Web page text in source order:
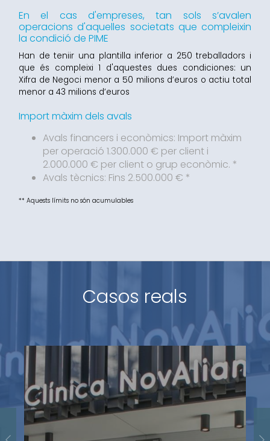
En el cas d'empreses, tan sols s’avalen
operacions d'aquelles societats que compleixin
la condició de PIME
Han de teniir una plantilla inferior a 250 treballadors i
que és compleixi 1 d'aquestes dues condiciones: un
Xifra de Negoci menor a 50 milions d’euros o actiu total
menor a 43 milions d’euros
Import màxim dels avals
Avals financers i econòmics: Import màxim
per operació 1.300.000 € per client i
2.000.000 € per client o grup econòmic. *
Avals tècnics: Fins 2.500.000 € *
** Aquests límits no són acumulables
Casos reals
BMAT Licensing SL
Avalis ens proporciona la confiança i el
suport financer necessaris per apostar per la